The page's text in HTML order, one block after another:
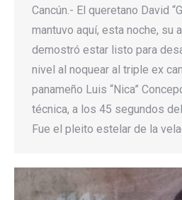
Cancún.- El queretano David
mantuvo aquí, esta noche, su
demostró estar listo para
nivel al noquear al triple ex
panameño Luis “Nica”
técnica, a los 45 segundos
Fue el pleito estelar de la